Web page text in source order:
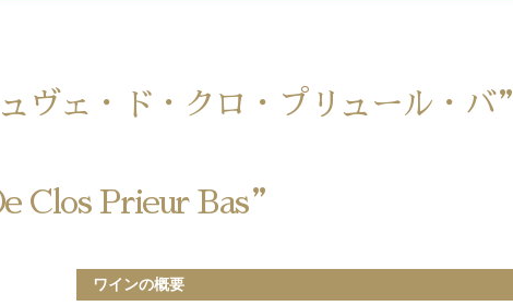
ヴェ・ド・クロ・プリュール・バ”
Clos Prieur Bas”
ワインの概要